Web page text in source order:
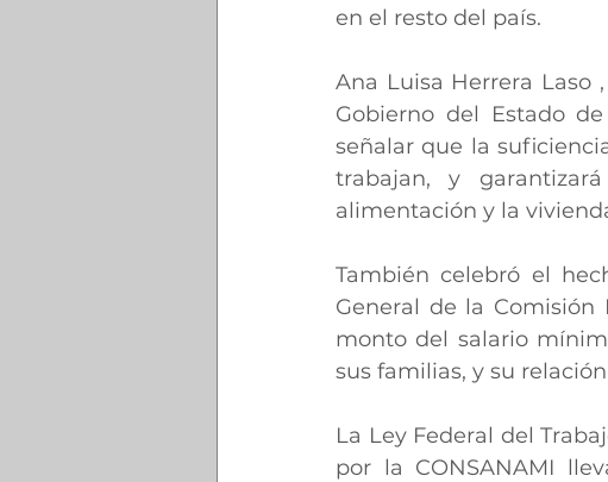
en el resto del país.
Ana Luisa Herrera Laso
Gobierno del Estado
señalar que la
trabajan, y
alimentación y la
También celebró el
General de la
monto del salario
sus familias, y su
La Ley Federal del
por la CONSANAMI